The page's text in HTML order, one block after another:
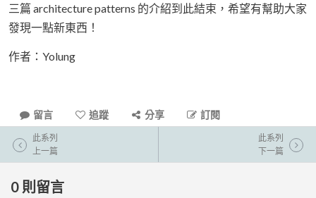
三篇 architecture patterns 的介紹到此結束，希望有幫助大家
發現一點新東西！
作者：Yolung
留言 追蹤 分享 訂閱
此系列
上一篇
此系列
下一篇
0 則留言